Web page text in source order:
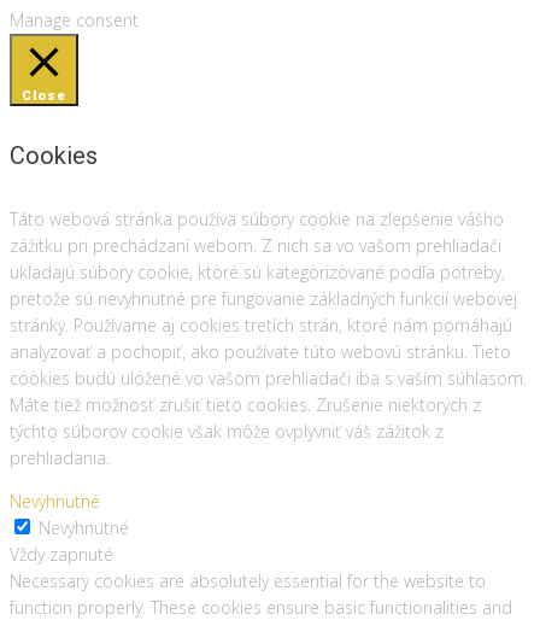
Manage consent
Close
Cookies
Táto webová stránka používa súbory cookie na zlepšenie vášho
zážitku pri prechádzaní webom. Z nich sa vo vašom prehliadači
ukladajú súbory cookie, ktoré sú kategorizované podľa potreby,
pretože sú nevyhnutné pre fungovanie základných funkcií webovej
stránky. Používame aj cookies tretích strán, ktoré nám pomáhajú
analyzovať a pochopiť, ako používate túto webovú stránku. Tieto
cookies budú uložené vo vašom prehliadači iba s vaším súhlasom.
Máte tiež možnosť zrušiť tieto cookies. Zrušenie niektorých z
týchto súborov cookie však môže ovplyvniť váš zážitok z
prehliadania.
Nevyhnutné
Nevyhnutné
Vždy zapnuté
Necessary cookies are absolutely essential for the website to
function properly. These cookies ensure basic functionalities and